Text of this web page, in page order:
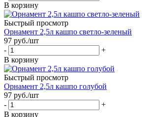
В корзину
Быстрый просмотр
Орнамент 2,5л кашпо светло-зеленый
97 руб./шт
-
+
В корзину
Быстрый просмотр
Орнамент 2,5л кашпо голубой
97 руб./шт
-
+
В корзину